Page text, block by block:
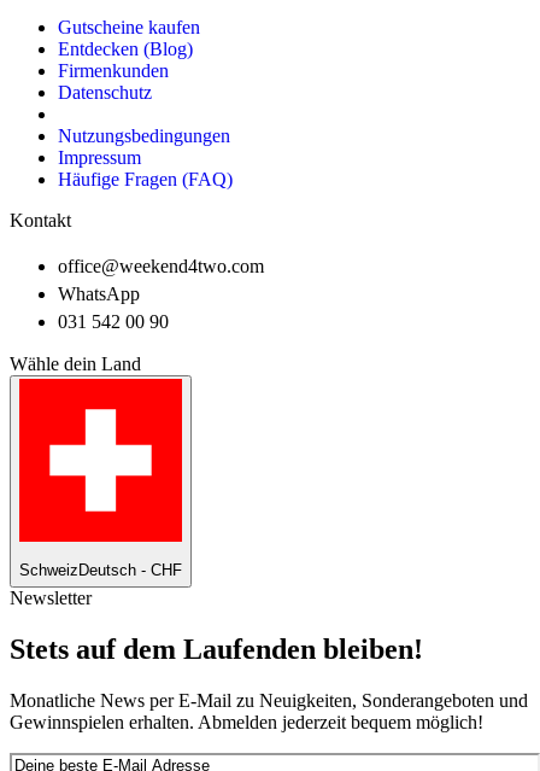
Gutscheine kaufen
Entdecken (Blog)
Firmenkunden
Datenschutz
Nutzungsbedingungen
Impressum
Häufige Fragen (FAQ)
Kontakt
office@weekend4two.com
WhatsApp
031 542 00 90
Wähle dein Land
Schweiz Deutsch - CHF
Newsletter
Stets auf dem Laufenden bleiben!
Monatliche News per E-Mail zu Neuigkeiten, Sonderangeboten und
Gewinnspielen erhalten. Abmelden jederzeit bequem möglich!